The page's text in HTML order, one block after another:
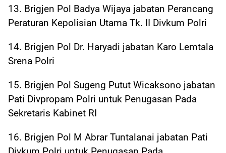
13. Brigjen Pol Badya Wijaya jabatan Perancang
Peraturan Kepolisian Utama Tk. II Divkum Polri
14. Brigjen Pol Dr. Haryadi jabatan Karo Lemtala
Srena Polri
15. Brigjen Pol Sugeng Putut Wicaksono jabatan
Pati Divpropam Polri untuk Penugasan Pada
Sekretaris Kabinet RI
16. Brigjen Pol M Abrar Tuntalanai jabatan Pati